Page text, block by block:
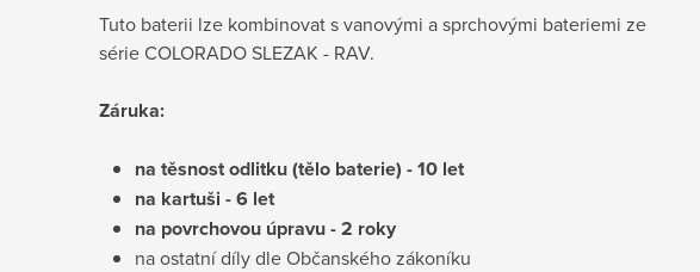
Tuto baterii lze kombinovat s vanovými a sprchovými bateriemi ze
série COLORADO SLEZAK - RAV.
Záruka:
na těsnost odlitku (tělo baterie) - 10 let
na kartuši - 6 let
na povrchovou úpravu - 2 roky
na ostatní díly dle Občanského zákoníku